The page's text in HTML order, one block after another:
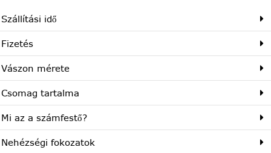
Szállítási idő
Fizetés
Vászon mérete
Csomag tartalma
Mi az a számfestő?
Nehézségi fokozatok